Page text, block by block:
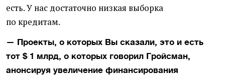
есть. У нас достаточно низкая выборка
по кредитам.
— Проекты, о которых Вы сказали, это и есть
тот $ 1 млрд, о которых говорил Гройсман,
анонсируя увеличение финансирования